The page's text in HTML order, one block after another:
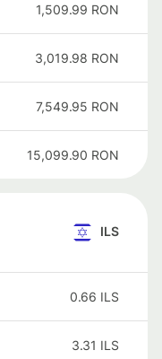
1,509.99 RON
3,019.98 RON
7,549.95 RON
15,099.90 RON
ILS
0.66 ILS
3.31 ILS